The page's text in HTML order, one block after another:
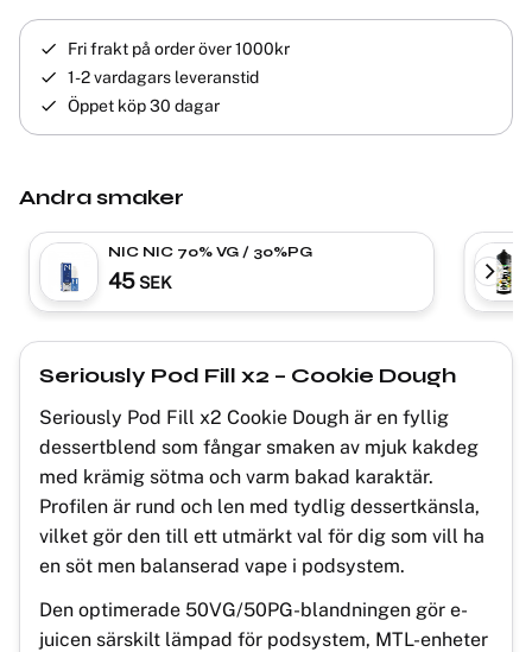
Fri frakt på order över 1000kr
1-2 vardagars leveranstid
Öppet köp 30 dagar
Andra smaker
NIC NIC 70% VG / 30%PG
45 SEK
Seriously Pod Fill x2 – Cookie Dough
Seriously Pod Fill x2 Cookie Dough är en fyllig
dessertblend som fångar smaken av mjuk kakdeg
med krämig sötma och varm bakad karaktär.
Profilen är rund och len med tydlig dessertkänsla,
vilket gör den till ett utmärkt val för dig som vill ha
en söt men balanserad vape i podsystem.
Den optimerade 50VG/50PG-blandningen gör e-
juicen särskilt lämpad för podsystem, MTL-enheter